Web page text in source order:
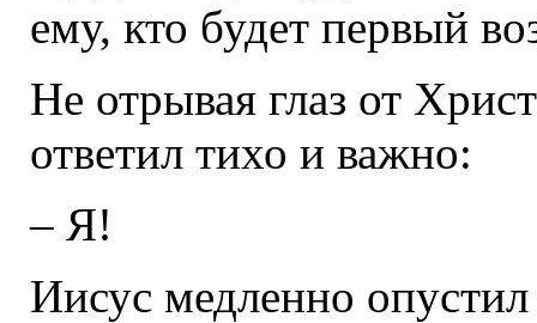
ему, кто будет первый
Не отрывая глаз от
ответил тихо и важно:
– Я!
Иисус медленно